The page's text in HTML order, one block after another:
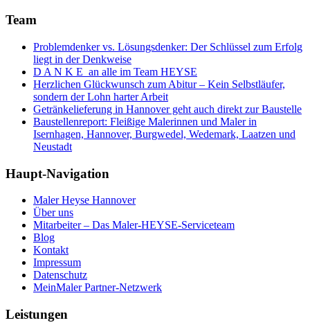
Team
Problemdenker vs. Lösungsdenker: Der Schlüssel zum Erfolg
liegt in der Denkweise
D A N K E an alle im Team HEYSE
Herzlichen Glückwunsch zum Abitur – Kein Selbstläufer,
sondern der Lohn harter Arbeit
Getränkelieferung in Hannover geht auch direkt zur Baustelle
Baustellenreport: Fleißige Malerinnen und Maler in
Isernhagen, Hannover, Burgwedel, Wedemark, Laatzen und
Neustadt
Haupt-Navigation
Maler Heyse Hannover
Über uns
Mitarbeiter – Das Maler-HEYSE-Serviceteam
Blog
Kontakt
Impressum
Datenschutz
MeinMaler Partner-Netzwerk
Leistungen